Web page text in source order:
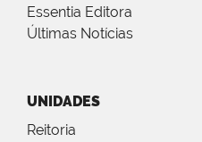
Essentia Editora
Últimas Notícias
UNIDADES
Reitoria